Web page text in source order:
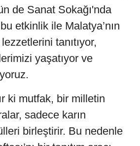
de Sanat Sokağı'nda
etkinlik ile Malatya’nın
tanıtıyor,
yaşatıyor ve
ki mutfak, bir milletin
sadece karın
birleştirir. Bu nedenle